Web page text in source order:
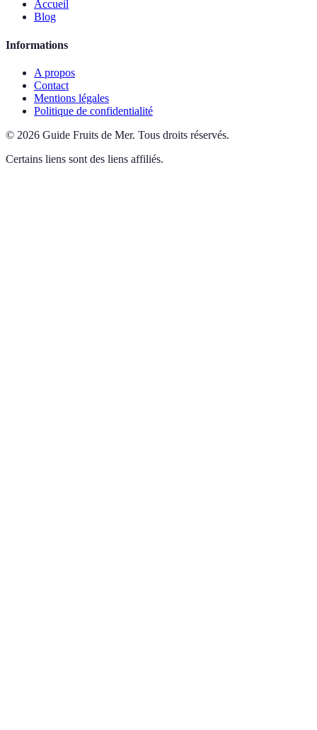
Accueil
Blog
Informations
A propos
Contact
Mentions légales
Politique de confidentialité
© 2026 Guide Fruits de Mer. Tous droits réservés.
Certains liens sont des liens affiliés.